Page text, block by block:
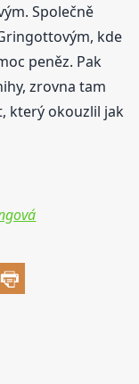
Společně
kde
peněz. Pak
zrovna tam
který okouzlil jak